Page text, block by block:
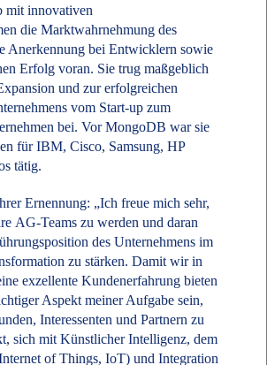
mit innovativen
die Marktwahrnehmung des
Anerkennung bei Entwicklern sowie
Erfolg voran. Sie trug maßgeblich
und zur erfolgreichen
vom Start-up zum
bei. Vor MongoDB war sie
für IBM, Cisco, Samsung, HP
tätig.
Ernennung: „Ich freue mich sehr,
AG-Teams zu werden und daran
des Unternehmens im
zu stärken. Damit wir in
exzellente Kundenerfahrung bieten
Aspekt meiner Aufgabe sein,
Interessenten und Partnern zu
sich mit Künstlicher Intelligenz, dem
of Things, IoT) und Integration